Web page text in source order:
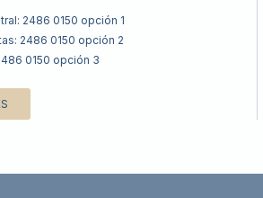
2486 0150 opción 1
2486 0150 opción 2
0150 opción 3